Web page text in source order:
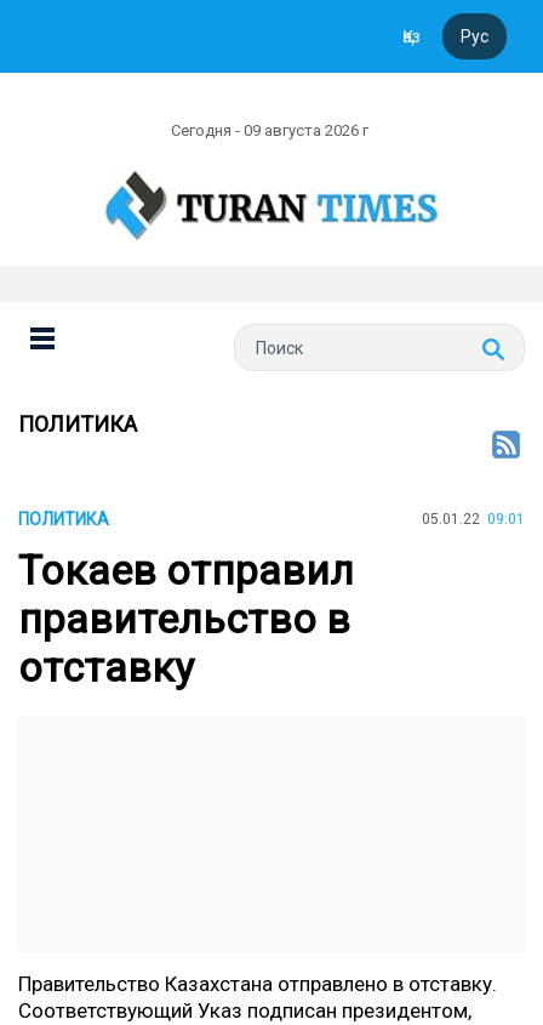
Қаз Рус
Сегодня - 09 августа 2026 г
ПОЛИТИКА
ПОЛИТИКА 05.01.22 09:01
Токаев отправил
правительство в
отставку
Правительство Казахстана отправлено в отставку.
Соответствующий Указ подписан президентом,